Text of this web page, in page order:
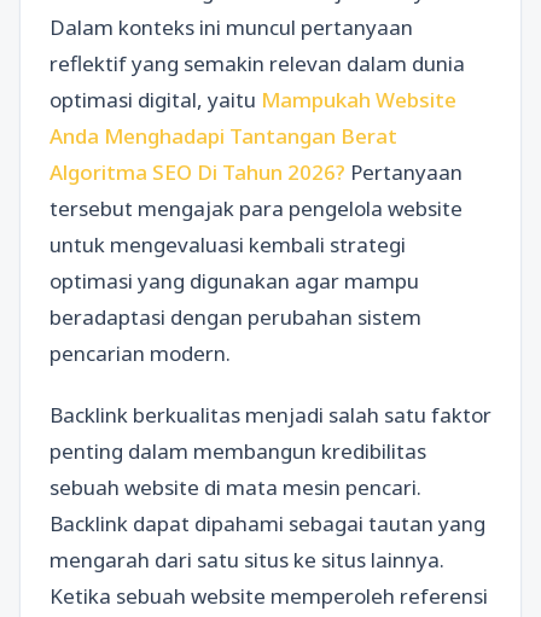
Dalam konteks ini muncul pertanyaan
reflektif yang semakin relevan dalam dunia
optimasi digital, yaitu Mampukah Website
Anda Menghadapi Tantangan Berat
Algoritma SEO Di Tahun 2026? Pertanyaan
tersebut mengajak para pengelola website
untuk mengevaluasi kembali strategi
optimasi yang digunakan agar mampu
beradaptasi dengan perubahan sistem
pencarian modern.
Backlink berkualitas menjadi salah satu faktor
penting dalam membangun kredibilitas
sebuah website di mata mesin pencari.
Backlink dapat dipahami sebagai tautan yang
mengarah dari satu situs ke situs lainnya.
Ketika sebuah website memperoleh referensi